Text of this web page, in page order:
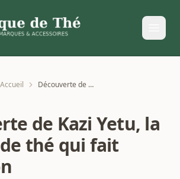
Accueil
Découverte de Kazi Yetu, la marque de thé qui fait sensation
de Kazi Yetu, la
thé qui fait